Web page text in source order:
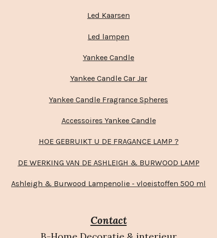
Led Kaarsen
Led lampen
Yankee Candle
Yankee Candle Car Jar
Yankee Candle Fragrance Spheres
Accessoires Yankee Candle
HOE GEBRUIKT U DE FRAGANCE LAMP ?
DE WERKING VAN DE ASHLEIGH & BURWOOD LAMP
Ashleigh & Burwood Lampenolie - vloeistoffen 500 ml
Contact